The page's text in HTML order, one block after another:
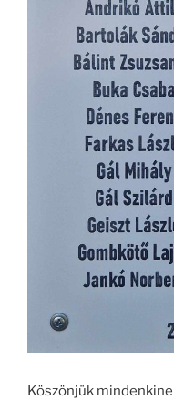
Köszönjük